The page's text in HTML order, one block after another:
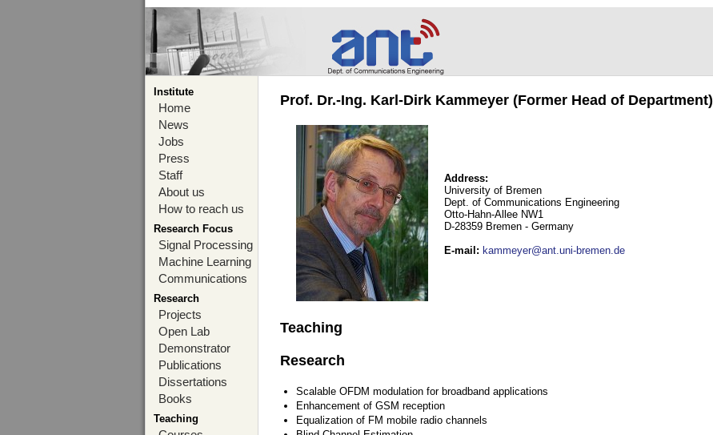
Institute
Home
News
Jobs
Press
Staff
About us
How to reach us
Research Focus
Signal Processing
Machine Learning
Communications
Research
Projects
Open Lab
Demonstrator
Publications
Dissertations
Books
Teaching
Prof. Dr.-Ing. Karl-Dirk Kammeyer (Former Head of Department)
Address:
University of Bremen
Dept. of Communications Engineering
Otto-Hahn-Allee NW1
D-28359 Bremen - Germany
E-mail : kammeyer@ant.uni-bremen.de
Teaching
Research
Scalable OFDM modulation for broadband applications
Enhancement of GSM reception
Equalization of FM mobile radio channels